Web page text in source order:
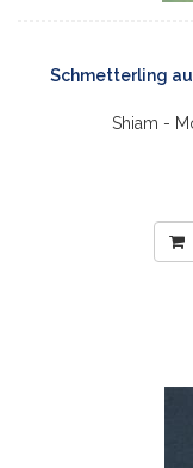
Schmetterling
Shiam -